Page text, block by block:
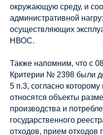
окружающую среду, и
административной
осуществляющих
НВОС.
Также напомним, что с
Критерии № 2398 были
5 п.3, согласно
относятся объекты
производства и
государственного
отходов, прием отходов